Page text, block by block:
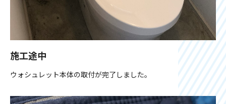
施工途中
ウォシュレット本体の取付が完了しました。